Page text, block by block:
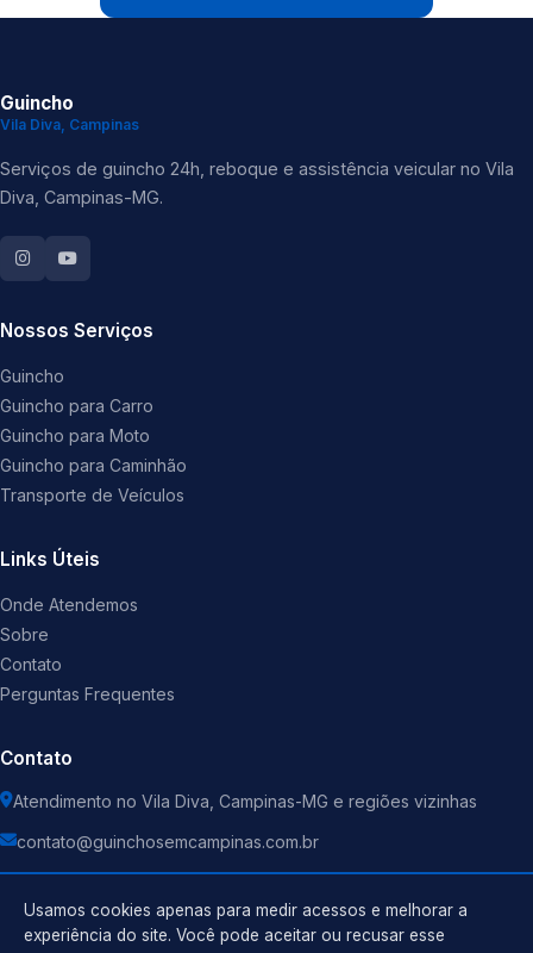
Guincho
Vila Diva, Campinas
Serviços de guincho 24h, reboque e assistência veicular no Vila
Diva, Campinas-MG.
Nossos Serviços
Guincho
Guincho para Carro
Guincho para Moto
Guincho para Caminhão
Transporte de Veículos
Links Úteis
Onde Atendemos
Sobre
Contato
Perguntas Frequentes
Contato
Atendimento no Vila Diva, Campinas-MG e regiões vizinhas
contato@guinchosemcampinas.com.br
Usamos cookies apenas para medir acessos e melhorar a
experiência do site. Você pode aceitar ou recusar esse